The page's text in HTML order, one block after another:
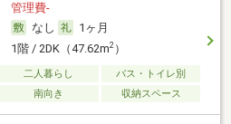
管理費-
なし
1ヶ月
1階 / 2DK（47.62m2）
二人暮らし
バス・トイレ別
南向き 収納スペース